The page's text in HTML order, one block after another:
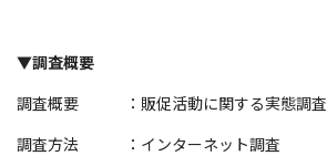
▼調査概要
調査概要 ：販促活動に関する実態調査
調査方法 ：インターネット調査